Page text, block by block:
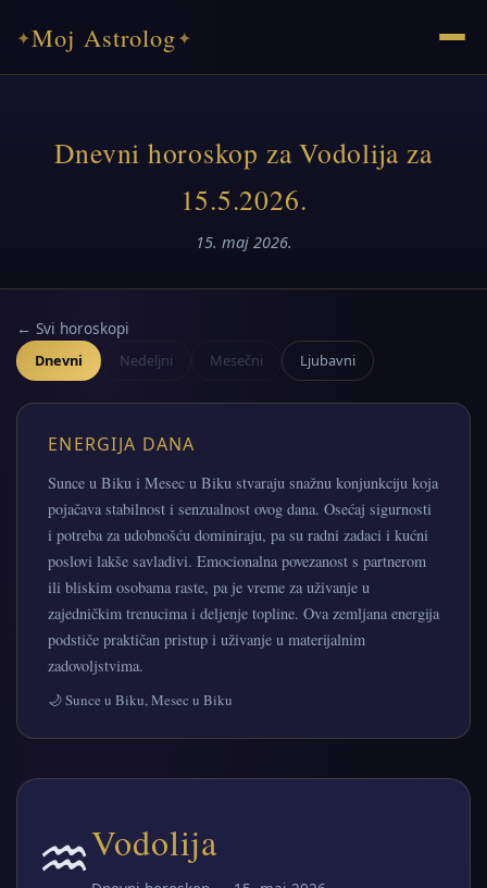
✦Moj Astrolog✦
Dnevni horoskop za Vodolija za
15.5.2026.
15. maj 2026.
← Svi horoskopi
Dnevni Nedeljni Mesečni Ljubavni
ENERGIJA DANA
Sunce u Biku i Mesec u Biku stvaraju snažnu konjunkciju koja
pojačava stabilnost i senzualnost ovog dana. Osećaj sigurnosti
i potreba za udobnošću dominiraju, pa su radni zadaci i kućni
poslovi lakše savladivi. Emocionalna povezanost s partnerom
ili bliskim osobama raste, pa je vreme za uživanje u
zajedničkim trenucima i deljenje topline. Ova zemljana energija
podstiče praktičan pristup i uživanje u materijalnim
zadovoljstvima.
🌙 Sunce u Biku, Mesec u Biku
♒Vodolija